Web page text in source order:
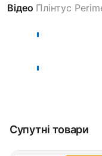
Відео Плінтус
Супутні товари